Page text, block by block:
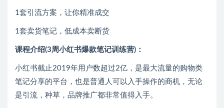
1套引流方案，让你精准成交
1套卖货笔记，低成本卖断货
课程介绍(3周小红书爆款笔记训练营)：
小红书截止2019年用户数超过2亿，是最大流量的购物类
笔记分享的平台，也是普通人可以入手操作的商机，无论
是引流，种草，品牌推广都非常值得入手。